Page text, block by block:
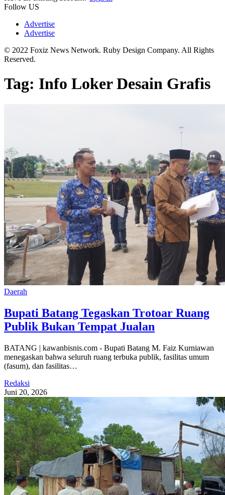
Follow US
Advertise
Advertise
© 2022 Foxiz News Network. Ruby Design Company. All Rights
Reserved.
Tag: Info Loker Desain Grafis
Daerah
Bupati Batang Tegaskan Trotoar Ruang
Publik Bukan Tempat Jualan
BATANG | kawanbisnis.com - Bupati Batang M. Faiz Kurniawan
menegaskan bahwa seluruh ruang terbuka publik, fasilitas umum
(fasum), dan fasilitas…
Redaksi
Juni 20, 2026